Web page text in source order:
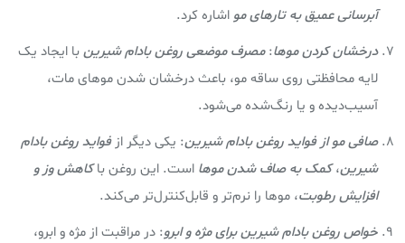
آبرسانی عمیق به تارهای مو اشاره کرد.
درخشان کردن موها:مصرف موضعی روغن بادام شیرینبا ایجاد یک
لایه محافظتی روی ساقه مو، باعث درخشان شدن موهای مات،
آسیب‌دیده و یا رنگ‌شده می‌شود.
صافی مو از فواید روغن بادام شيرين: یکی دیگر ازفواید روغن بادام
شيرين،کمک به صاف شدن موها است. این روغن باکاهش وز و
افزایش رطوبت، موها را نرم‌تر و قابل‌کنترل‌تر می‌کند.
خواص روغن بادام شيرين برای مژه و ابرو: در مراقبت از مژه و ابرو،